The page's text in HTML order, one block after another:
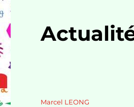
Auteur
Marcel LEONG